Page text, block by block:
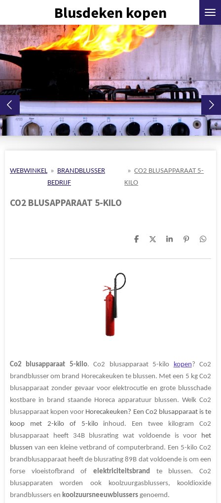
naar
de
hoofdinhoud
Blusdeken kopen
WEBWINKEL » BRANDBLUSSER
BEDRIJF
» CO2 BLUSAPPARAAT 5-
KILO
CO2 BLUSAPPARAAT 5-KILO
D
D
S
P
D
Co2 blusapparaat 5-kilo. Co2 blusapparaat 5-kilo kopen? Co2
brandblusser om brand Horecakeuken te blussen. Met een 5 kg Co2
blusapparaat zonder gevaar voor elektrocutie en grote blusschade
kostbare in brand staande Horeca apparatuur blussen. Welk Co2
blusapparaat kopen voor Horecakeuken? Een Co2 blusapparaat is te
koop met 2-kilo of 5-kilo inhoud. Een twee kilogram Co2
blusapparaat heeft 34B blusrating wat voldoende is voor
het
blussen van een kleine vetbrand of computerbrand. Een 5-kilo Co2
brandblusapparaat heeft de blusrating 89B dat voldoende is om een
forse vloeistofbrand of elektriciteitsbrand te blussen. Co2
blusapparaten worden ook koolzuurgasblussers, kooldioxide
brandblussers en koolzuursneeuwblussers genoemd.